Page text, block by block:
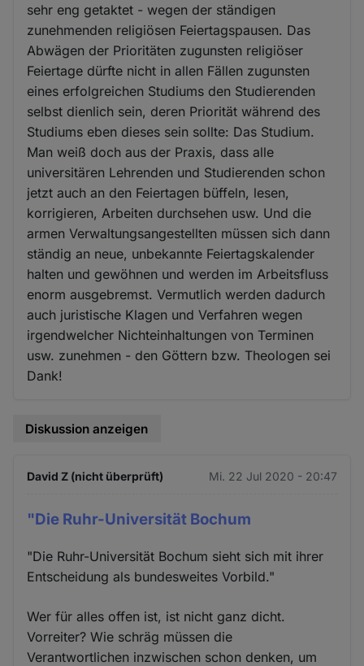
sehr eng getaktet - wegen der ständigen
zunehmenden religiösen Feiertagspausen. Das
Abwägen der Prioritäten zugunsten religiöser
Feiertage dürfte nicht in allen Fällen zugunsten
eines erfolgreichen Studiums den Studierenden
selbst dienlich sein, deren Priorität während des
Studiums eben dieses sein sollte: Das Studium.
Man weiß doch aus der Praxis, dass alle
universitären Lehrenden und Studierenden schon
jetzt auch an den Feiertagen büffeln, lesen,
korrigieren, Arbeiten durchsehen usw. Und die
armen Verwaltungsangestellten müssen sich dann
ständig an neue, unbekannte Feiertagskalender
halten und gewöhnen und werden im Arbeitsfluss
enorm ausgebremst. Vermutlich werden dadurch
auch juristische Klagen und Verfahren wegen
irgendwelcher Nichteinhaltungen von Terminen
usw. zunehmen - den Göttern bzw. Theologen sei
Dank!
Diskussion anzeigen
David Z (nicht überprüft) Mi. 22 Jul 2020 - 20:47
"Die Ruhr-Universität Bochum
"Die Ruhr-Universität Bochum sieht sich mit ihrer
Entscheidung als bundesweites Vorbild."
Wer für alles offen ist, ist nicht ganz dicht.
Vorreiter? Wie schräg müssen die
Verantwortlichen inzwischen schon denken, um